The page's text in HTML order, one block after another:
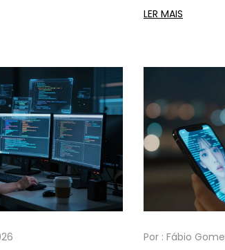
logging.
para garantir
LER MAIS
Por : Fábio